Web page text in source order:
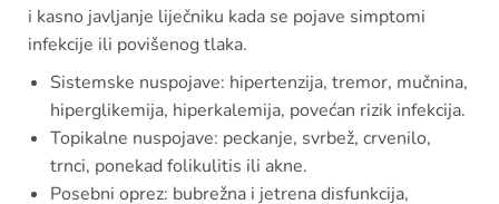
i kasno javljanje liječniku kada se pojave simptomi
infekcije ili povišenog tlaka.
Sistemske nuspojave: hipertenzija, tremor, mučnina,
hiperglikemija, hiperkalemija, povećan rizik infekcija.
Topikalne nuspojave: peckanje, svrbež, crvenilo,
trnci, ponekad folikulitis ili akne.
Posebni oprez: bubrežna i jetrena disfunkcija,